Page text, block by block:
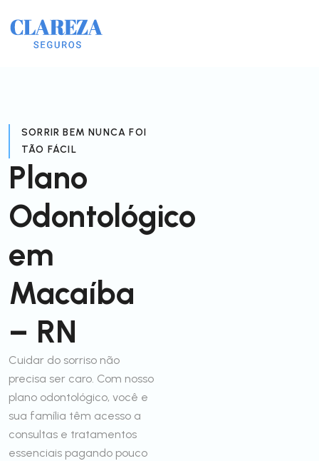
SORRIR BEM NUNCA FOI
TÃO FÁCIL
Plano
Odontológico
em
Macaíba
– RN
Cuidar do sorriso não
precisa ser caro. Com nosso
plano odontológico, você e
sua família têm acesso a
consultas e tratamentos
essenciais pagando pouco